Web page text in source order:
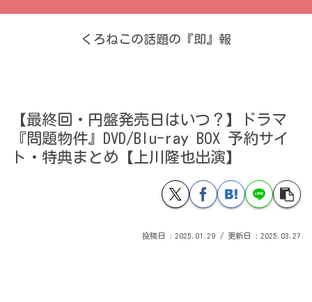
くろねこの話題の『即』報
【最終回・円盤発売日はいつ？】ドラマ
『問題物件』DVD/Blu-ray BOX 予約サイ
ト・特典まとめ【上川隆也出演】
2025.01.29 2025.03.27